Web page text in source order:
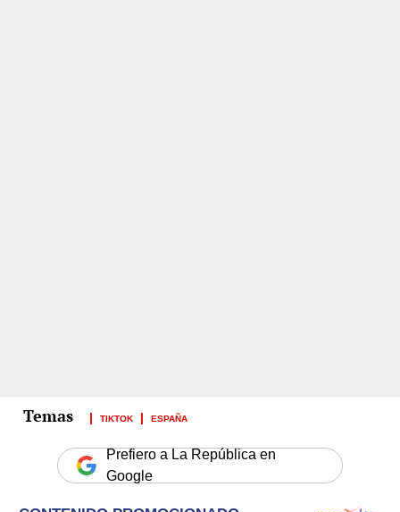
TIKTOK ESPAÑA
Prefiero a La República en
Google